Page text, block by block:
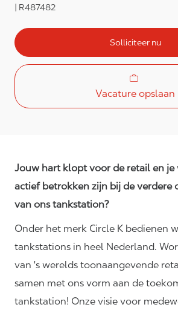
R487482
Solliciteer nu
Vacature opslaan
Jouw hart klopt voor de retail en je
actief betrokken zijn bij de verdere
van ons tankstation?
Onder het merk Circle K bedienen
tankstations in heel Nederland.
van 's werelds toonaangevende
samen met ons vorm aan de
tankstation! Onze visie voor